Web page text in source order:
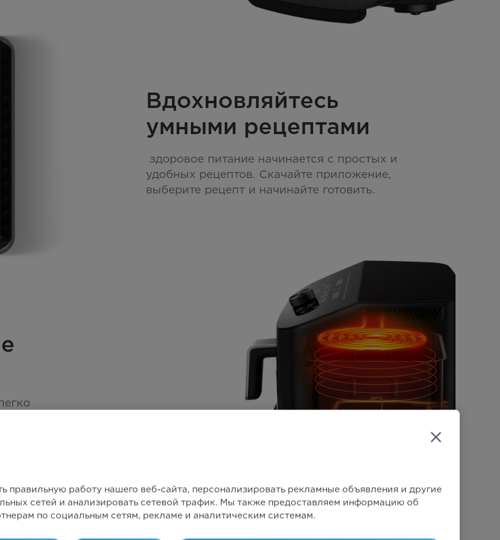
Вдохновляйтесь
умными рецептами
здоровое питание начинается с простых и
удобных рецептов. Скачайте приложение,
выберите рецепт и начинайте готовить.
работу нашего веб-сайта, персонализировать рекламные объявления и другие
сетей и анализировать сетевой трафик. Мы также предоставляем информацию об
по социальным сетям, рекламе и аналитическим системам.